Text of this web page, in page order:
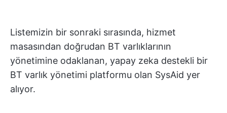
Listemizin bir sonraki sırasında, hizmet
masasından doğrudan BT varlıklarının
yönetimine odaklanan, yapay zeka destekli bir
BT varlık yönetimi platformu olan SysAid yer
alıyor.